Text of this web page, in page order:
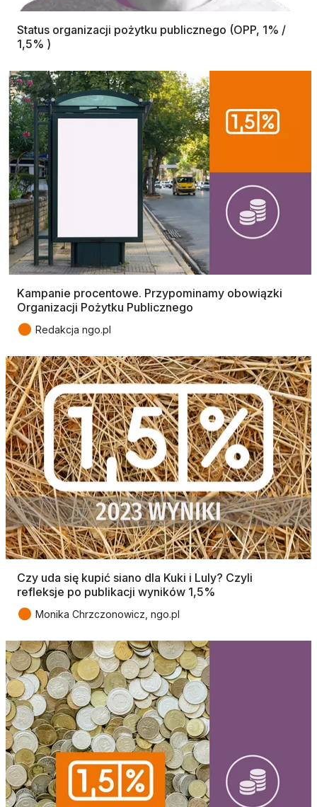
Status organizacji pożytku publicznego (OPP, 1% /
1,5% )
Kampanie procentowe. Przypominamy obowiązki
Organizacji Pożytku Publicznego
● Redakcja ngo.pl
Czy uda się kupić siano dla Kuki i Luly? Czyli
refleksje po publikacji wyników 1,5%
● Monika Chrzczonowicz, ngo.pl